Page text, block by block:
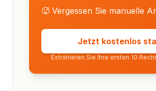
🥵 Vergessen Sie manuelle
Jetzt kostenlos
Extrahieren Sie Ihre ersten 10